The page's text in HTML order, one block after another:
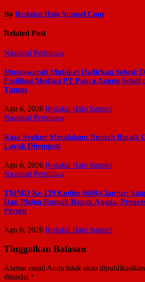
By Redaksi Halo Sumsel Com
Related Post
Nasional Perisitiwa
Musyawarah Mufakat Hadirkan Solusi:
Fasilitasi Mediasi PT Panca Agung Sejati
Tuntas
Agu 6, 2026 Redaksi Halo Sumsel
Nasional Perisitiwa
Rasa Syukur Mendalam: Rumah Bapak
Layak Ditempati
Agu 6, 2026 Redaksi Halo Sumsel
Nasional Perisitiwa
TMMD Ke-129 Kodim 0608/Cianjur:
Dan Plafon Rumah Bapak Angga,
Persen
Agu 6, 2026 Redaksi Halo Sumsel
Tinggalkan Balasan
Alamat email Anda tidak akan
ditandai *